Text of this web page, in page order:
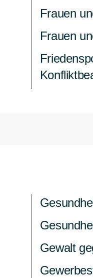
Frauen
Frauen
Gewalt